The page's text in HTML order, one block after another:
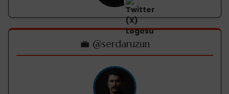
💼 @serdaruzun